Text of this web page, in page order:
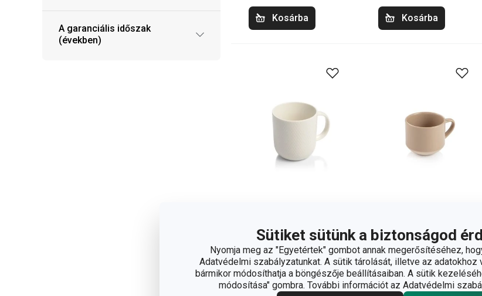
Sütiket sütünk a biztonságod
Nyomja meg az "Egyetértek" gombot annak megerősítéséhez,
Adatvédelmi szabályzatunkat. A sütik tárolását, illetve az
bármikor módosíthatja a böngészője beállításaiban. A sütik
módosítása" gombra. További információt az Adatvédelmi
A garanciális időszak
(években)
Kosárba Kosárba
MOMENTS bögre
350 ml, rain
1 800 Ft
TAVERNE
cappuccino csésze,
mocca
2 130 Ft